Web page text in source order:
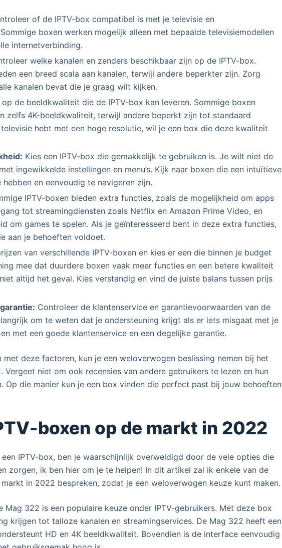
of de IPTV-box compatibel is met je televisie en
boxen werken mogelijk alleen met bepaalde televisiemodellen
internetverbinding.
welke kanalen en zenders beschikbaar zijn op de IPTV-box.
een breed scala aan kanalen, terwijl andere beperkter zijn. Zorg
kanalen bevat die je graag wilt kijken.
op de beeldkwaliteit die de IPTV-box kan leveren. Sommige boxen
zelfs 4K-beeldkwaliteit, terwijl andere beperkt zijn tot standaard
hebt met een hoge resolutie, wil je een box die deze kwaliteit
Kies een IPTV-box die gemakkelijk te gebruiken is. Je wilt niet de
ingewikkelde instellingen en menu’s. Kijk naar boxen die een intuïtieve
en eenvoudig te navigeren zijn.
IPTV-boxen bieden extra functies, zoals de mogelijkheid om apps
tot streamingdiensten zoals Netflix en Amazon Prime Video, en
om games te spelen. Als je geïnteresseerd bent in deze extra functies,
aan je behoeften voldoet.
van verschillende IPTV-boxen en kies er een die binnen je budget
mee dat duurdere boxen vaak meer functies en een betere kwaliteit
altijd het geval. Kies verstandig en vind de juiste balans tussen prijs
Controleer de klantenservice en garantievoorwaarden van de
om te weten dat je ondersteuning krijgt als er iets misgaat met je
met een goede klantenservice en een degelijke garantie.
met deze factoren, kun je een weloverwogen beslissing nemen bij het
Vergeet niet om ook recensies van andere gebruikers te lezen en hun
Op die manier kun je een box vinden die perfect past bij jouw behoeften
boxen op de markt in 2022
IPTV-box, ben je waarschijnlijk overweldigd door de vele opties die
zorgen, ik ben hier om je te helpen! In dit artikel zal ik enkele van de
in 2022 bespreken, zodat je een weloverwogen keuze kunt maken.
Mag 322 is een populaire keuze onder IPTV-gebruikers. Met deze box
krijgen tot talloze kanalen en streamingservices. De Mag 322 heeft een
HD en 4K beeldkwaliteit. Bovendien is de interface eenvoudig